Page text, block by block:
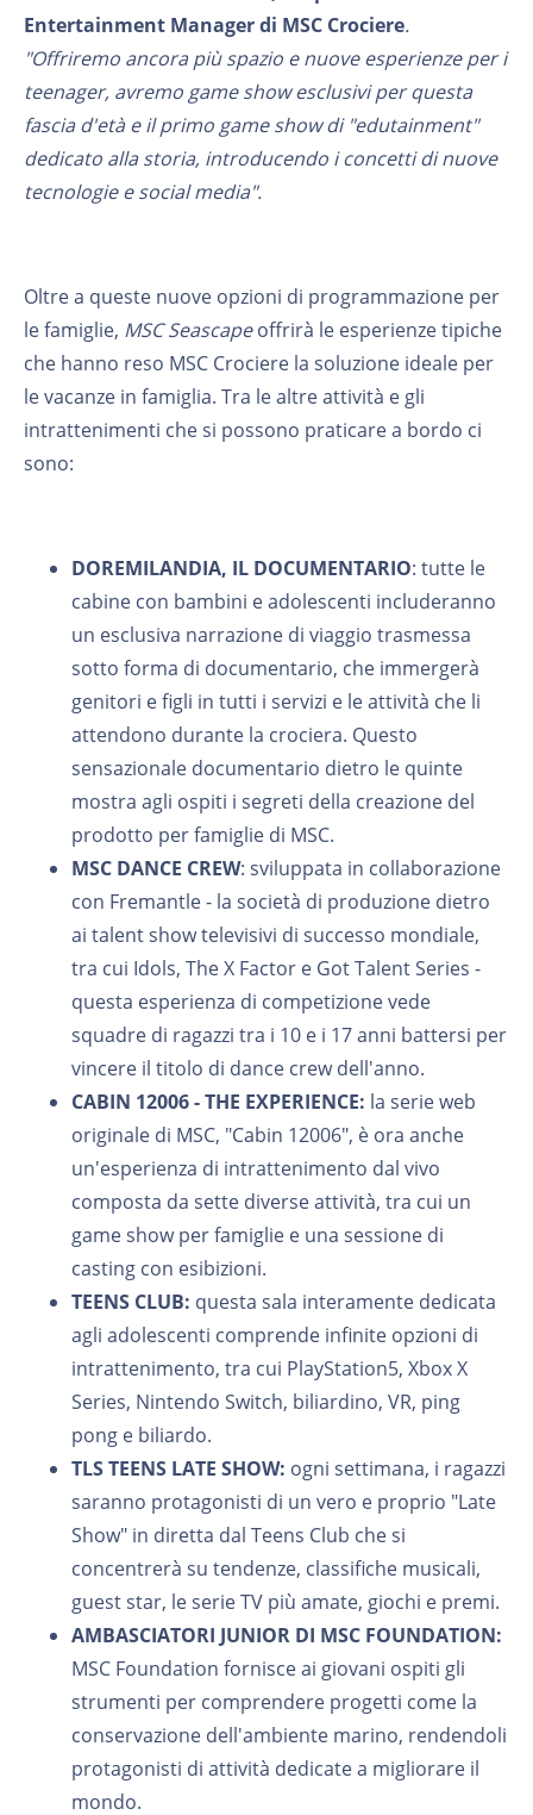
Entertainment Manager di MSC Crociere.
"Offriremo ancora più spazio e nuove esperienze per i
teenager, avremo game show esclusivi per questa
fascia d'età e il primo game show di "edutainment"
dedicato alla storia, introducendo i concetti di nuove
tecnologie e social media".
Oltre a queste nuove opzioni di programmazione per
le famiglie, MSC Seascapeoffrirà le esperienze tipiche
che hanno reso MSC Crociere la soluzione ideale per
le vacanze in famiglia. Tra le altre attività e gli
intrattenimenti che si possono praticare a bordo ci
sono:
DOREMILANDIA, IL DOCUMENTARIO: tutte le
cabine con bambini e adolescenti includeranno
un esclusiva narrazione di viaggio trasmessa
sotto forma di documentario, che immergerà
genitori e figli in tutti i servizi e le attività che li
attendono durante la crociera. Questo
sensazionale documentario dietro le quinte
mostra agli ospiti i segreti della creazione del
prodotto per famiglie di MSC.
MSC DANCE CREW: sviluppata in collaborazione
con Fremantle - la società di produzione dietro
ai talent show televisivi di successo mondiale,
tra cui Idols, The X Factor e Got Talent Series -
questa esperienza di competizione vede
squadre di ragazzi tra i 10 e i 17 anni battersi per
vincere il titolo di dance crew dell'anno.
CABIN 12006 - THE EXPERIENCE: la serie web
originale di MSC, "Cabin 12006", è ora anche
un'esperienza di intrattenimento dal vivo
composta da sette diverse attività, tra cui un
game show per famiglie e una sessione di
casting con esibizioni.
TEENS CLUB: questa sala interamente dedicata
agli adolescenti comprende infinite opzioni di
intrattenimento, tra cui PlayStation5, Xbox X
Series, Nintendo Switch, biliardino, VR, ping
pong e biliardo.
TLS TEENS LATE SHOW: ogni settimana, i ragazzi
saranno protagonisti di un vero e proprio "Late
Show" in diretta dal Teens Club che si
concentrerà su tendenze, classifiche musicali,
guest star, le serie TV più amate, giochi e premi.
AMBASCIATORI JUNIOR DI MSC FOUNDATION:
MSC Foundation fornisce ai giovani ospiti gli
strumenti per comprendere progetti come la
conservazione dell'ambiente marino, rendendoli
protagonisti di attività dedicate a migliorare il
mondo.